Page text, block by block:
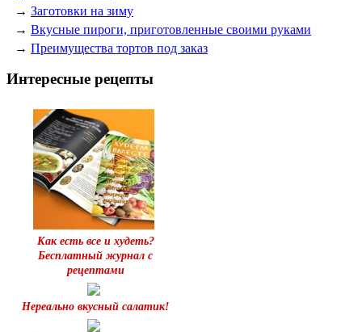
→ Заготовки на зиму
→ Вкусные пироги, приготовленные своими руками
→ Преимущества тортов под заказ
Интересные рецепты
Как есть все и худеть?
Бесплатный журнал с
рецептами
Нереально вкусный салатик!